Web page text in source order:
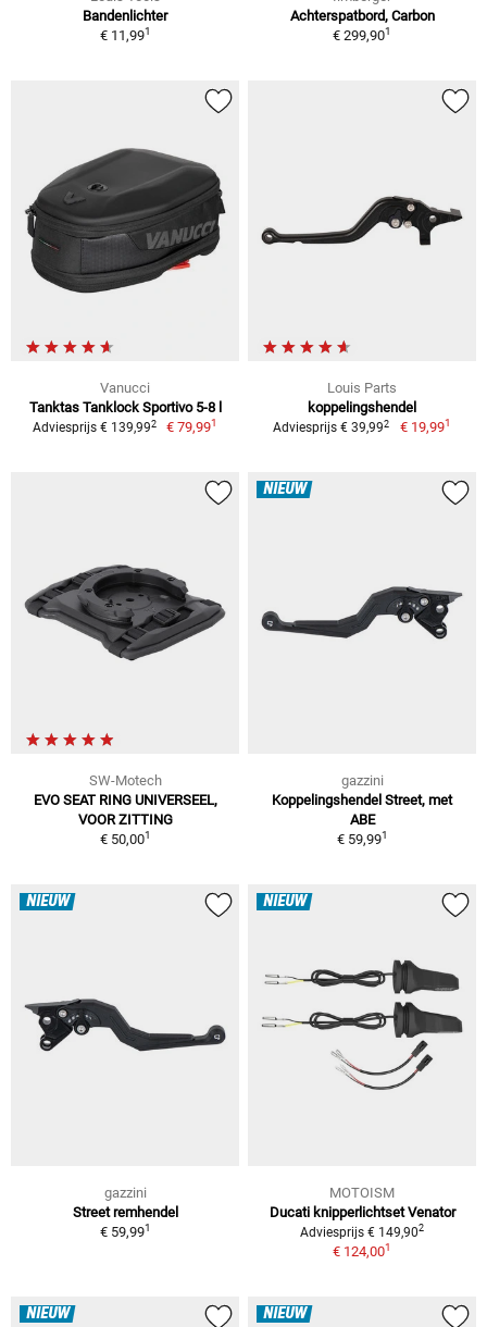
Bandenlichter
€ 11,991
Achterspatbord, Carbon
€ 299,901
Vanucci
Tanktas Tanklock Sportivo 5-8 l
Adviesprijs € 139,992 € 79,991
Louis Parts
koppelingshendel
Adviesprijs € 39,992 € 19,991
SW-Motech
EVO SEAT RING UNIVERSEEL,
VOOR ZITTING
€ 50,001
NIEUW
gazzini
Koppelingshendel Street, met
ABE
€ 59,991
NIEUW
gazzini
Street remhendel
€ 59,991
NIEUW
MOTOISM
Ducati knipperlichtset Venator
Adviesprijs € 149,902
€ 124,001
NIEUW NIEUW